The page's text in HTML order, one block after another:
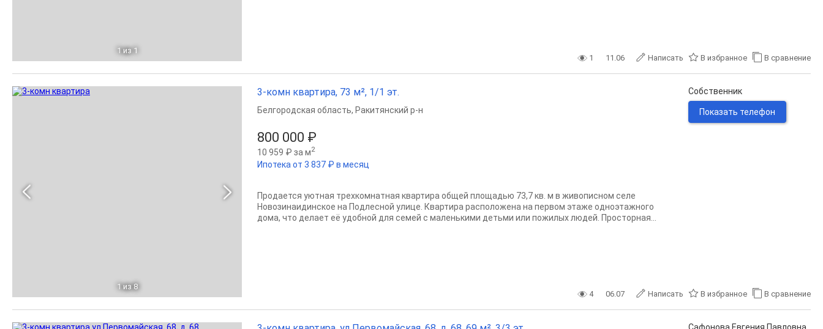
1 из 1
1 11.06 Написать В избранное В сравнение
1 из 8
3-комн квартира, 73 м², 1/1 эт.
800 000 ₽
10 959 ₽ за м2
Ипотека от 3 837 ₽ в месяц
Белгородская область, Ракитянский р-н
Продается уютная трехкомнатная квартира общей площадью 73,7 кв. м в живописном селе
Новозинаидинское на Подлесной улице. Квартира расположена на первом этаже одноэтажного
дома, что делает её удобной для семей с маленькими детьми или пожилых людей. Просторная...
Собственник
Показать телефон
4 06.07 Написать В избранное В сравнение